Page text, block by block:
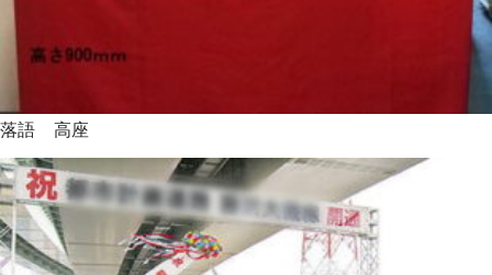
落語 高座